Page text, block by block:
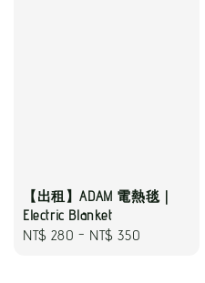
【出租】ADAM 電熱毯｜
Electric Blanket
Regular
NT$ 280 - NT$ 350